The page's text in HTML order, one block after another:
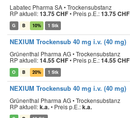
Labatec Pharma SA • Trockensubstanz
RP aktuell:13.75 CHF• Preis p.E.:13.75 CHF
G B 10% 1 Stk
NEXIUM Trockensub 40 mg i.v. (40 mg)
Grünenthal Pharma AG • Trockensubstanz
RP aktuell:14.55 CHF• Preis p.E.:14.55 CHF
O B 20% 1 Stk
NEXIUM Trockensub 40 mg i.v. (40 mg)
Grünenthal Pharma AG • Trockensubstanz
RP aktuell:k.a.• Preis p.E.:k.a.